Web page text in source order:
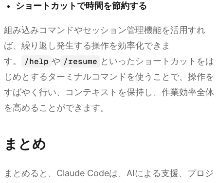
ショートカットで時間を節約する
組み込みコマンドやセッション管理機能を活用すれ
ば、繰り返し発生する操作を効率化できま
す。
/help や /resume といったショートカットをは
じめとするターミナルコマンドを使うことで、操作を
すばやく行い、コンテキストを保持し、作業効率全体
を高めることができます。
まとめ
まとめると、Claude Codeは、AIによる支援、プロジ